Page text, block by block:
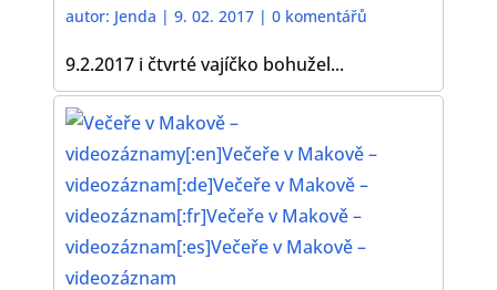
autor: Jenda |9. 02. 2017 |0 komentářů
9.2.2017 i čtvrté vajíčko bohužel...